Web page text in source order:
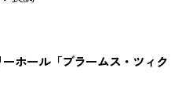
ーホール「ブラームス・ツィク